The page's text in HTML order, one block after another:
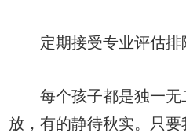
定期接受专业评估排
每个孩子都是独一无
放，有的静待秋实。只